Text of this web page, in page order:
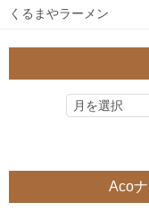
くるまやラーメン
Aco